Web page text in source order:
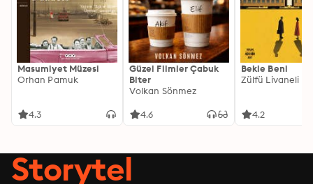
Masumiyet Müzesi
Orhan Pamuk
4.3
Güzel Filmler Çabuk
Biter
Volkan Sönmez
4.6
Bekle Beni
Zülfü Livaneli
4.2
Storytel